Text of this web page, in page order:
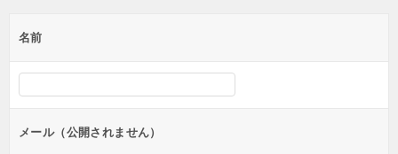
ー
シ
ョ
ン
名前
メール（公開されません）